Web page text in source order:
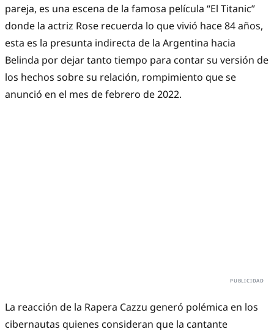
pareja, es una escena de la famosa película “El Titanic”
donde la actriz Rose recuerda lo que vivió hace 84 años,
esta es la presunta indirecta de la Argentina hacia
Belinda por dejar tanto tiempo para contar su versión de
los hechos sobre su relación, rompimiento que se
anunció en el mes de febrero de 2022.
La reacción de la Rapera Cazzu generó polémica en los
cibernautas quienes consideran que la cantante